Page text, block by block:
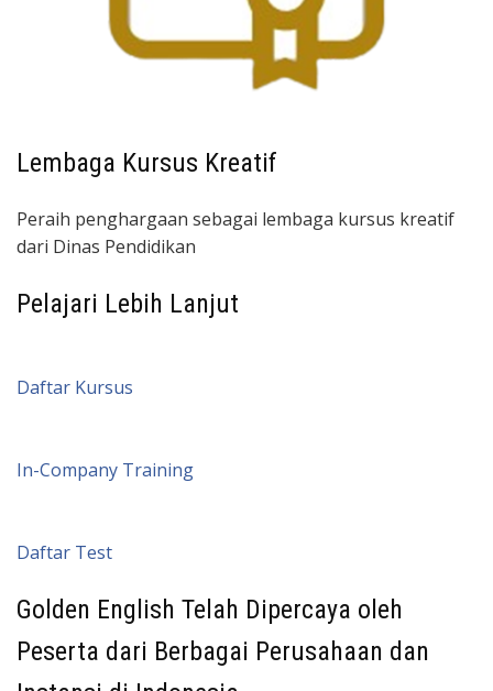
Lembaga Kursus Kreatif
Peraih penghargaan sebagai lembaga kursus kreatif
dari Dinas Pendidikan
Pelajari Lebih Lanjut
Daftar Kursus
In-Company Training
Daftar Test
Golden English Telah Dipercaya oleh
Peserta dari Berbagai Perusahaan dan